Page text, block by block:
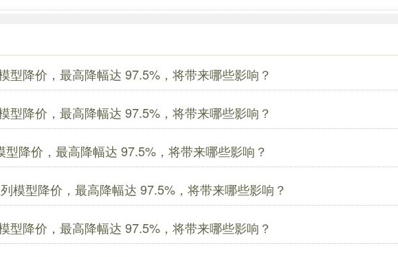
型降价，最高降幅达 97.5%，将带来哪些影响？
型降价，最高降幅达 97.5%，将带来哪些影响？
降价，最高降幅达 97.5%，将带来哪些影响？
模型降价，最高降幅达 97.5%，将带来哪些影响？
型降价，最高降幅达 97.5%，将带来哪些影响？